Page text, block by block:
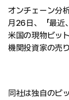
オンチェーン分
月26日、「最近、
米国の現物ビッ
機関投資家の売
同社は独自のビ